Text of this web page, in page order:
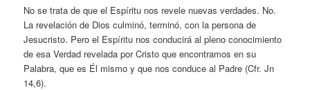
No se trata de que el Espíritu nos revele nuevas verdades. No.
La revelación de Dios culminó, terminó, con la persona de
Jesucristo. Pero el Espíritu nos conducirá al pleno conocimiento
de esa Verdad revelada por Cristo que encontramos en su
Palabra, que es Él mismo y que nos conduce al Padre (Cfr. Jn
14,6).